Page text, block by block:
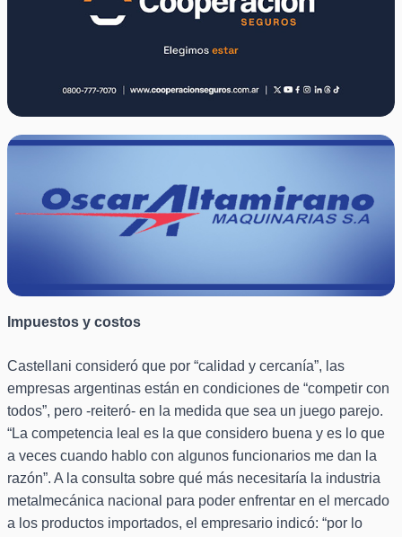
Impuestos y costos
Castellani consideró que por “calidad y cercanía”, las
empresas argentinas están en condiciones de “competir con
todos”, pero -reiteró- en la medida que sea un juego parejo.
“La competencia leal es la que considero buena y es lo que
a veces cuando hablo con algunos funcionarios me dan la
razón”. A la consulta sobre qué más necesitaría la industria
metalmecánica nacional para poder enfrentar en el mercado
a los productos importados, el empresario indicó: “por lo